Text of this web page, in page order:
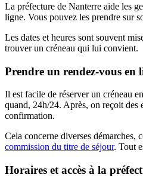
La préfecture de Nanterre aide les
ligne. Vous pouvez les prendre sur
Les dates et heures sont souvent
trouver un créneau qui lui convient.
Prendre un rendez-vous en
Il est facile de réserver un créneau
quand, 24h/24. Après, on reçoit des
confirmation.
Cela concerne diverses démarches,
commission du titre de séjour. Tout
Horaires et accès à la